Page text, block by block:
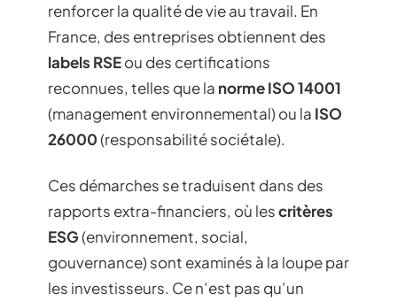
renforcer la qualité de vie au travail. En
France, des entreprises obtiennent des
labels RSEou des certifications
reconnues, telles que la norme ISO 14001
(management environnemental) ou la ISO
26000(responsabilité sociétale).
Ces démarches se traduisent dans des
rapports extra-financiers, où lescritères
ESG(environnement, social,
gouvernance) sont examinés à la loupe par
les investisseurs. Ce n’est pas qu’un